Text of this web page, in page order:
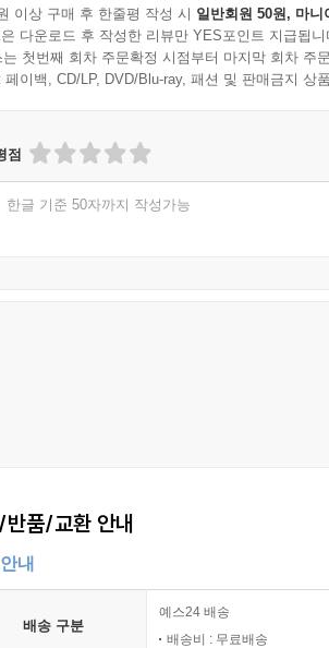
이상 구매 후 한줄평 작성 시 일반회원 50원, 마니
다운로드 후 작성한 리뷰만 YES포인트 지급됩니
는 첫번째 회차 주문확정 시점부터 마지막 회차 주
페이백, CD/LP, DVD/Blu-ray, 패션 및 판매금지 상
점
한글 기준 50자까지 작성가능
반품/교환 안내
내
배송 구분
예스24 배송
배송비 : 무료배송